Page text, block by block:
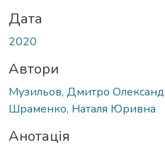
Дата
2020
Автори
Музильов, Дмитро
Шраменко, Наталя Юривна
Анотація